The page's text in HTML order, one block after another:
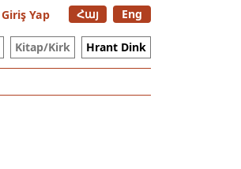
Giriş Yap Հայ Eng
Kitap/Kirk Hrant Dink